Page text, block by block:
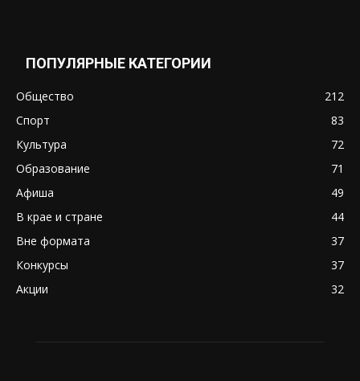
ПОПУЛЯРНЫЕ КАТЕГОРИИ
Общество
212
Спорт
83
Культура
72
Образование
71
Афиша
49
В крае и стране
44
Вне формата
37
Конкурсы
37
Акции
32